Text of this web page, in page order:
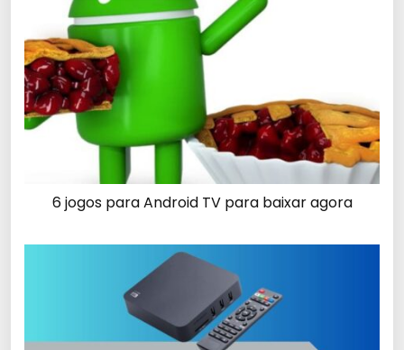
6 jogos para Android TV para baixar agora